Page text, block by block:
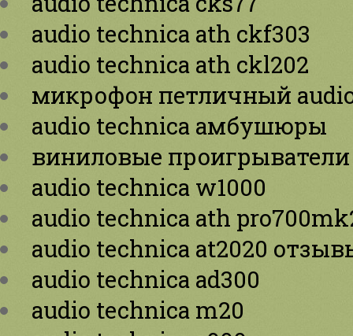
audio technica ath ckf303
audio technica ath ckl202
микрофон петличный
audio technica амбушюры
виниловые
audio technica w1000
audio technica ath
audio technica at2020
audio technica ad300
audio technica m20